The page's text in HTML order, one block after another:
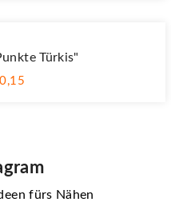
Türkis"
fürs Nähen